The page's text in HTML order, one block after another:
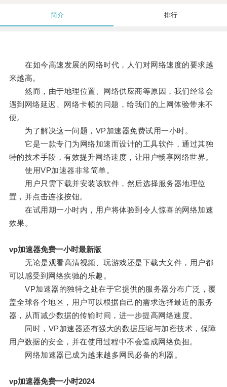
简介 排行
在如今高速发展的网络时代，人们对网络速度的要求越
来越高。
然而，由于地理位置、网络供应商等原因，我们经常会
遇到网络延迟、网络卡顿的问题，给我们的上网体验带来不
便。
为了解决这一问题，VP加速器免费试用一小时。
它是一款专门为网络加速而设计的工具软件，通过其独
特的技术手段，有效提升网络速度，让用户畅享网络世界。
使用VP加速器非常简单。
用户只需下载并安装该软件，然后选择服务器地理位
置，并点击连接按钮。
在试用期一小时内，用户将体验到令人惊喜的网络加速
效果。
vp加速器免费一小时最新版
无论是观看高清视频、玩游戏还是下载大文件，用户都
可以感受到网络疾驰的乐趣。
VP加速器的独特之处在于它提供的服务器分布广泛，覆
盖全球各个地区，用户可以根据自己的需求选择最近的服务
器，从而减少数据的传输时间，进一步提高网络速度。
同时，VP加速器还有强大的数据压缩与加密技术，保障
用户数据的安全，并在使用过程中不会造成网络负担。
网络加速器已成为越来越多网民必备的利器。
vp加速器免费一小时2024